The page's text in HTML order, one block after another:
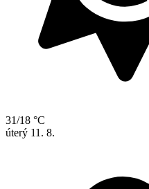
31/18 °C
úterý 11. 8.